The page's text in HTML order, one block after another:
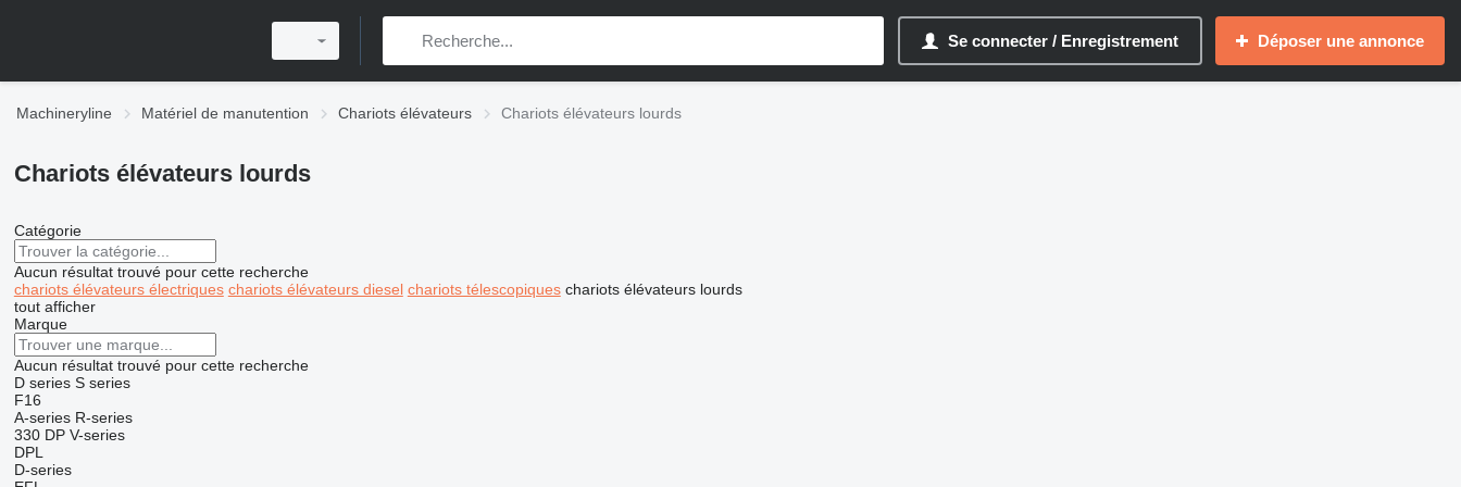
Se connecter / Enregistrement Déposer une annonce
Machineryline Matériel de manutention Chariots élévateurs Chariots élévateurs lourds
Chariots élévateurs lourds
Catégorie
Aucun résultat trouvé pour cette recherche
chariots élévateurs électriques chariots élévateurs diesel chariots télescopiques chariots élévateurs lourds
tout afficher
Marque
Aucun résultat trouvé pour cette recherche
D series S series
F16
A-series R-series
330 DP V-series
DPL
D-series